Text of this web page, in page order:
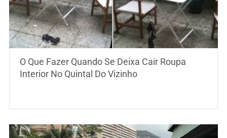
O Que Fazer Quando Se Deixa Cair Roupa
Interior No Quintal Do Vizinho